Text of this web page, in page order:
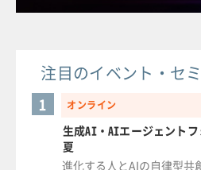
注目のイベント・セ
オンライン
1
生成AI・AIエージェント
夏
進化する人とAIの自律型共